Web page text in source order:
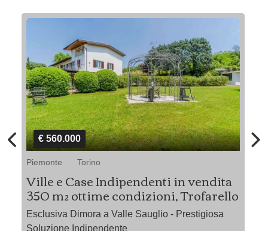
€ 560.000
Piemonte Torino
Ville e Case Indipendenti in vendita
350 m² ottime condizioni, Trofarello
Esclusiva Dimora a Valle Sauglio - Prestigiosa
Soluzione Indipendente